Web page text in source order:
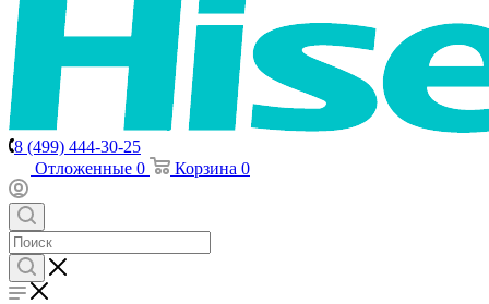
8 (499) 444-30-25
Отложенные 0 Корзина 0